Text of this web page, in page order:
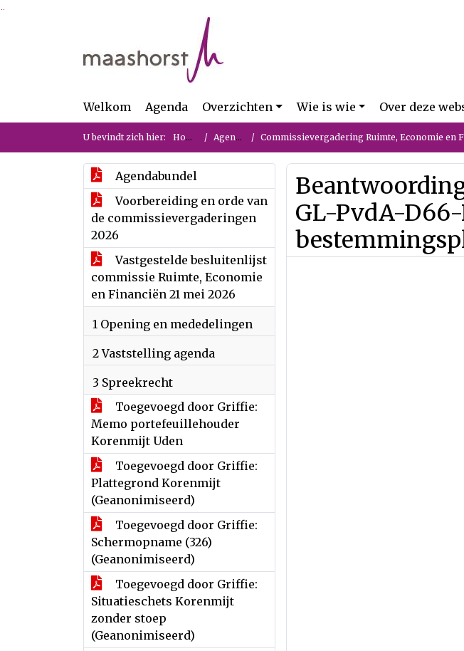
Welkom Agenda Overzichten Wie is wie Over deze
U bevindt zich hier: Home Agenda Commissievergadering Ruimte, Economie en Financiën
Agendabundel
Voorbereiding en orde van
de commissievergaderingen
2026
Vastgestelde besluitenlijst
commissie Ruimte, Economie
en Financiën 21 mei 2026
1 Opening en mededelingen
2 Vaststelling agenda
3 Spreekrecht
Toegevoegd door Griffie:
Memo portefeuillehouder
Korenmijt Uden
Toegevoegd door Griffie:
Plattegrond Korenmijt
(Geanonimiseerd)
Toegevoegd door Griffie:
Schermopname (326)
(Geanonimiseerd)
Toegevoegd door Griffie:
Situatieschets Korenmijt
zonder stoep
(Geanonimiseerd)
GL-PvdA-